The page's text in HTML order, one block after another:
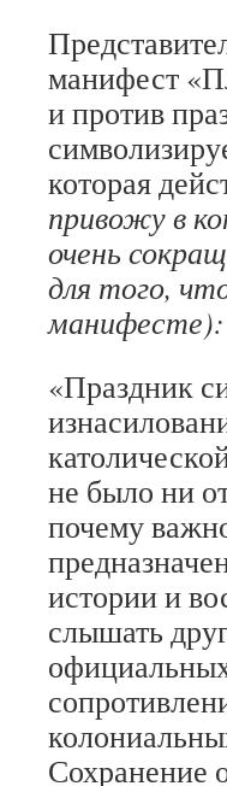
манифест
и против
которая
привожу в
очень
для того,
манифесте):
«Праздник
не было ни
почему
истории и
слышать
Сохранение